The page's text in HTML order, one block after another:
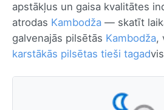
apstākļus un gaisa kvalitātes
atrodas Kambodža — skatīt
galvenajās pilsētās Kambodža,
karstākās pilsētas tieši tagad